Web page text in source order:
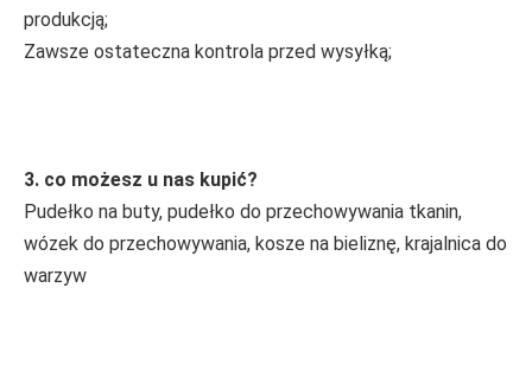
produkcją;
Zawsze ostateczna kontrola przed wysyłką;
3. co możesz u nas kupić?
Pudełko na buty, pudełko do przechowywania tkanin,
wózek do przechowywania, kosze na bieliznę, krajalnica do
warzyw